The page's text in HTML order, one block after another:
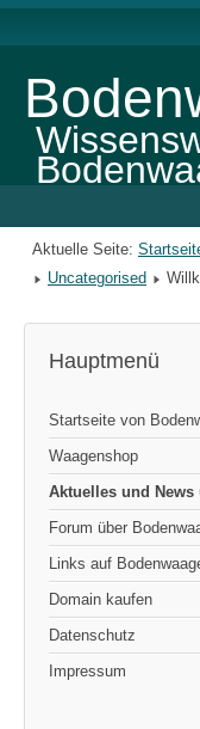
Aktuelle Seite:
Uncategorised
Hauptmenü
Startseite von
Waagenshop
Aktuelles und News
Forum über
Links auf
Domain kaufen
Datenschutz
Impressum